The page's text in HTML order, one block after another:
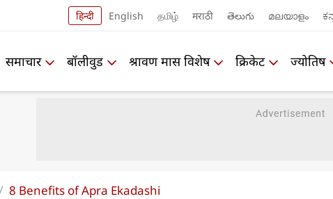
हिन्दी English தமிழ் मराठी తెలుగు മലയാളം
समाचार बॉलीवुड श्रावण मास विशेष क्रिकेट ज्योतिष
8 Benefits of Apra Ekadashi